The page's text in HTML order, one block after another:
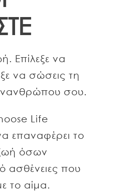
Επίλεξε να
να σώσεις τη
σου.
Life
επαναφέρει το
όσων
ασθένειες που
το αίμα.